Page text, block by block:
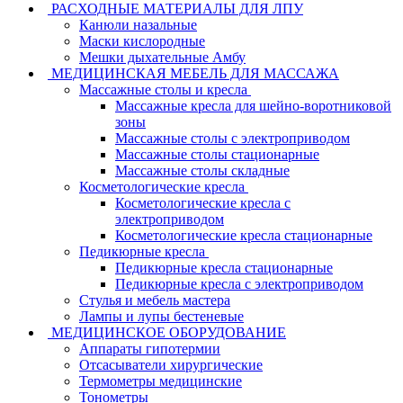
РАСХОДНЫЕ МАТЕРИАЛЫ ДЛЯ ЛПУ
Канюли назальные
Маски кислородные
Мешки дыхательные Амбу
МЕДИЦИНСКАЯ МЕБЕЛЬ ДЛЯ МАССАЖА
Массажные столы и кресла
Массажные кресла для шейно-воротниковой
зоны
Массажные столы с электроприводом
Массажные столы стационарные
Массажные столы складные
Косметологические кресла
Косметологические кресла с
электроприводом
Косметологические кресла стационарные
Педикюрные кресла
Педикюрные кресла стационарные
Педикюрные кресла с электроприводом
Стулья и мебель мастера
Лампы и лупы бестеневые
МЕДИЦИНСКОЕ ОБОРУДОВАНИЕ
Аппараты гипотермии
Отсасыватели хирургические
Термометры медицинские
Тонометры